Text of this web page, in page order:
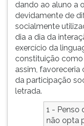
dando ao aluno a
devidamente de
socialmente
dia a dia da
exercício da
constituição como
assim, favoreceria
da participação
letrada.
1 - Penso
não opta